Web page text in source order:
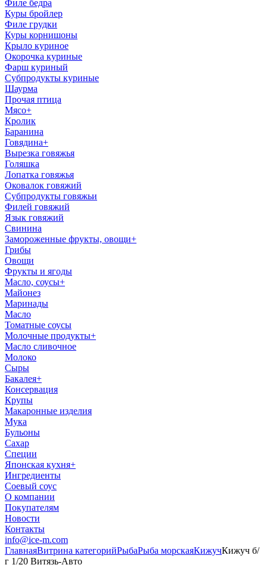
Филе бедра
Куры бройлер
Филе грудки
Куры корнишоны
Крыло куриное
Окорочка куриные
Фарш куриный
Субпродукты куриные
Шаурма
Прочая птица
Мясо+
Кролик
Баранина
Говядина+
Вырезка говяжья
Голяшка
Лопатка говяжья
Оковалок говяжий
Субпродукты говяжьи
Филей говяжий
Язык говяжий
Свинина
Замороженные фрукты, овощи+
Грибы
Овощи
Фрукты и ягоды
Масло, соусы+
Майонез
Маринады
Масло
Томатные соусы
Молочные продукты+
Масло сливочное
Молоко
Сыры
Бакалея+
Консервация
Крупы
Макаронные изделия
Мука
Бульоны
Сахар
Специи
Японская кухня+
Ингредиенты
Соевый соус
О компании
Покупателям
Новости
Контакты
info@ice-m.com
ГлавнаяВитрина категорийРыбаРыба морскаяКижучКижуч б/
г 1/20 Витязь-Авто